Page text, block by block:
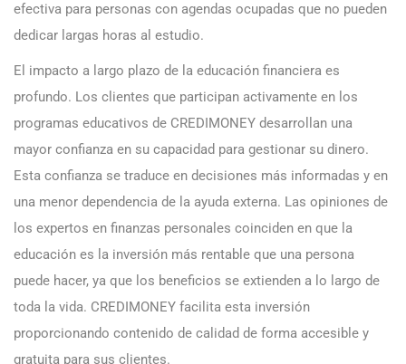
efectiva para personas con agendas ocupadas que no pueden
dedicar largas horas al estudio.
El impacto a largo plazo de la educación financiera es
profundo. Los clientes que participan activamente en los
programas educativos de CREDIMONEY desarrollan una
mayor confianza en su capacidad para gestionar su dinero.
Esta confianza se traduce en decisiones más informadas y en
una menor dependencia de la ayuda externa. Las opiniones de
los expertos en finanzas personales coinciden en que la
educación es la inversión más rentable que una persona
puede hacer, ya que los beneficios se extienden a lo largo de
toda la vida. CREDIMONEY facilita esta inversión
proporcionando contenido de calidad de forma accesible y
gratuita para sus clientes.